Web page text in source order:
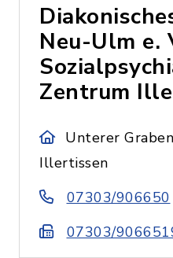
Neu-Ulm e.
Zentrum
Unterer
Illertissen
07303/906650
07303/